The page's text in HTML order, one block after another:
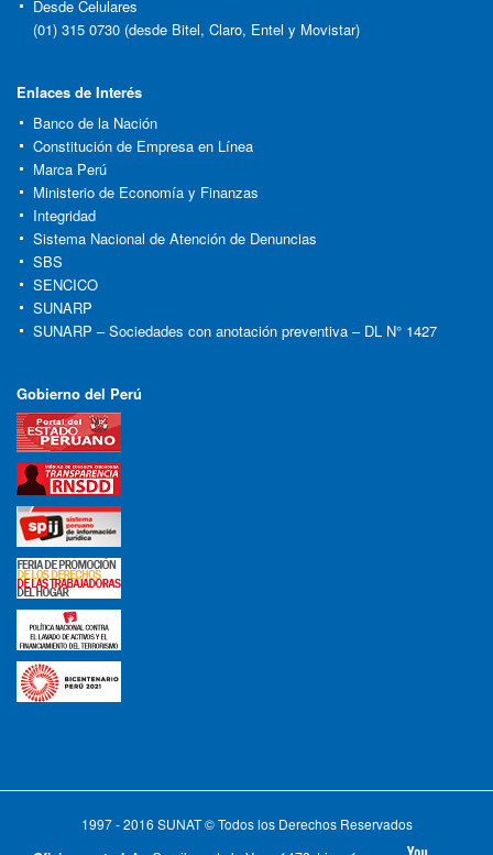
Desde Celulares
(01) 315 0730 (desde Bitel, Claro, Entel y Movistar)
Enlaces de Interés
Banco de la Nación
Constitución de Empresa en Línea
Marca Perú
Ministerio de Economía y Finanzas
Integridad
Sistema Nacional de Atención de Denuncias
SBS
SENCICO
SUNARP
SUNARP – Sociedades con anotación preventiva – DL N° 1427
Gobierno del Perú
1997 - 2016 SUNAT © Todos los Derechos Reservados